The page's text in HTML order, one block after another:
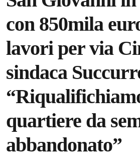
con 850mila
lavori per via
sindaca
quartiere da
abbandonato”